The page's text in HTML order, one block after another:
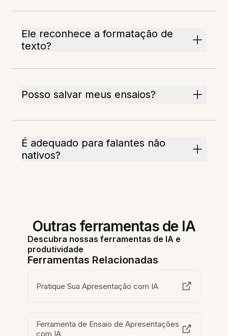
Ele reconhece a formatação de
texto?
Posso salvar meus ensaios?
É adequado para falantes não
nativos?
Outras ferramentas de IA
Descubra nossas ferramentas de IA e
produtividade
Ferramentas Relacionadas
Pratique Sua Apresentação com IA
Ferramenta de Ensaio de Apresentações
com IA